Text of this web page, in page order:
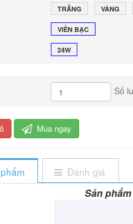
TRẮNG VÀNG
VIỀN BẠC
24W
Số
Mua ngay
Đánh giá
Sản